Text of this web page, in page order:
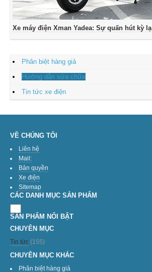
Xe máy điện Xman Yadea: Sự quấn hút kỳ lạ
Phân biệt hàng giả
Hướng dẫn sửa chữa
Tin tức xe điện
VỀ CHÚNG TÔI
Liên hệ
Mail:
Bản quyền
Xe điện
Sitemap
CÁC DANH MỤC SẢN PHẨM
SẢN PHẨM NỔI BẬT
CHUYÊN MỤC
Tin tức (155)
CHUYÊN MỤC KHÁC
Phân biệt hàng giả